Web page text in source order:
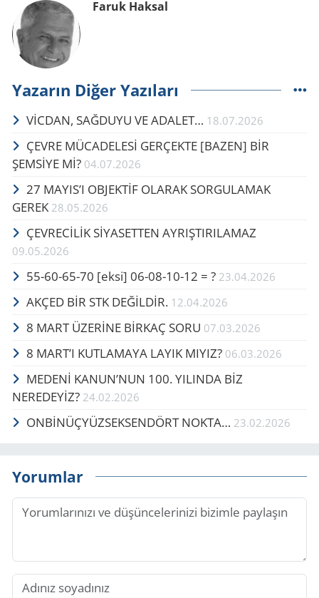
Faruk Haksal
Yazarın Diğer Yazıları
VİCDAN, SAĞ­DU­YU VE ADA­LET… 18.07.2026
ÇEVRE MÜCADELESİ GERÇEKTE ​​​​​​​[BAZEN] BİR
ŞEMSİYE Mİ? 04.07.2026
27 MAYIS’I OB­JEKTİF OLA­RAK SOR­GU­LA­MAK
GEREK 28.05.2026
ÇEVRECİLİK SİYASETTEN AYRIŞTIRILAMAZ
09.05.2026
55-60-65-70 [eksi] 06-08-10-12 = ? 23.04.2026
AKÇED BİR STK DEĞİLDİR. 12.04.2026
8 MART ÜZERİNE BİRKAÇ SORU 07.03.2026
8 MART’I KUTLAMAYA LAYIK MIYIZ? 06.03.2026
MEDENİ KANUN’NUN 100. YILINDA BİZ
NEREDEYİZ? 24.02.2026
ONBİNÜÇYÜZSEKSENDÖRT NOKTA… 23.02.2026
Yorumlar